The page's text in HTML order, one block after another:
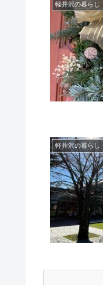
軽井沢の暮らし
軽井沢の暮らし